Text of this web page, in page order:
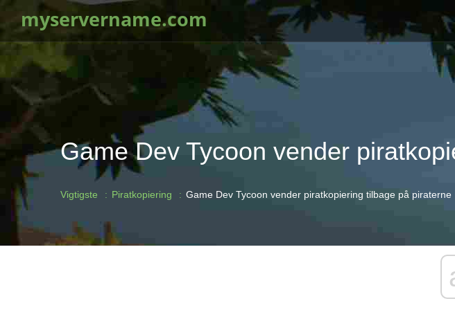
myservername.com
Game Dev Tycoon vender
Vigtigste Piratkopiering Game Dev Tycoon vender piratkopiering tilbage på piraterne